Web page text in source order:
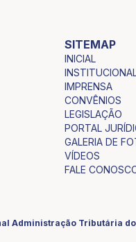
SITEMAP
INICIAL
IMPRENSA
CONVÊNIOS
LEGISLAÇÃO
PORTAL
GALERIA DE
VÍDEOS
FALE
Administração Tributária